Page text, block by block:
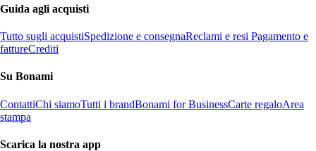
Guida agli acquisti
Tutto sugli acquistiSpedizione e consegnaReclami e resi Pagamento e
fattureCrediti
Su Bonami
ContattiChi siamoTutti i brandBonami for BusinessCarte regaloArea
stampa
Scarica la nostra app